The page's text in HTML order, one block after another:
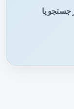
جستجو یا